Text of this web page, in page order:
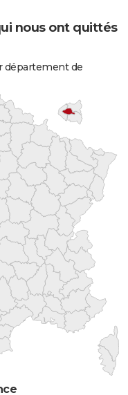
nous ont quittés
département de